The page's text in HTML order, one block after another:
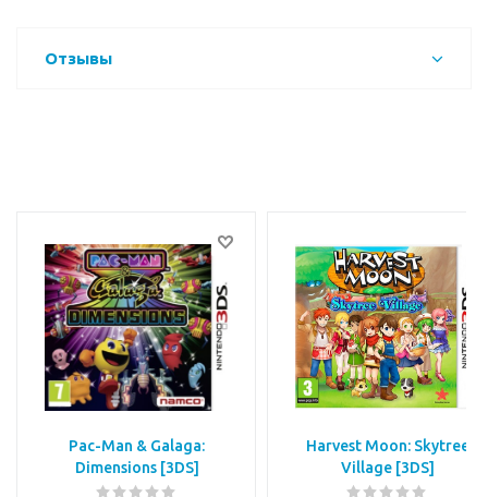
Отзывы
Pac-Man & Galaga:
Dimensions [3DS]
Harvest Moon: Skytree
Village [3DS]